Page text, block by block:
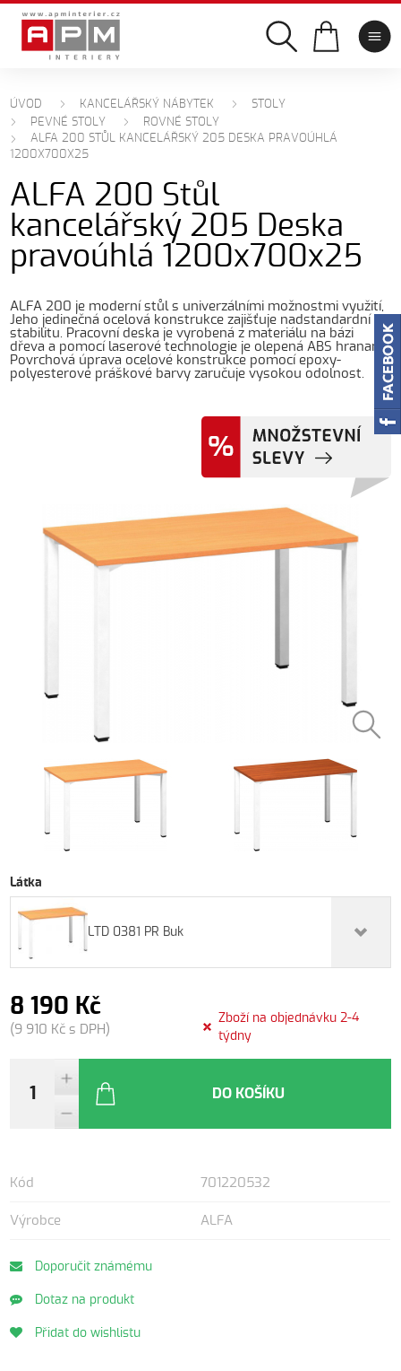
ÚVOD KANCELÁŘSKÝ NÁBYTEK
STOLY
PEVNÉ STOLY
ROVNÉ STOLY
ALFA 200 STŮL KANCELÁŘSKÝ 205 DESKA PRAVOÚHLÁ
1200X700X25
ALFA 200 Stůl
kancelářský 205 Deska
pravoúhlá 1200x700x25
ALFA 200 je moderní stůl s univerzálními možnostmi využití,
Jeho jedinečná ocelová konstrukce zajišťuje nadstandardní
stabilitu. Pracovní deska je vyrobená z materiálu na bázi
dřeva a pomocí laserové technologie je olepená ABS hranami.
Povrchová úprava ocelové konstrukce pomocí epoxy-
polyesterové práškové barvy zaručuje vysokou odolnost.
Látka
LTD 0381 PR Buk
8 190 Kč
(9 910 Kč s DPH)
Zboží na objednávku 2-4
týdny
DO KOŠÍKU
Kód 701220532
Výrobce ALFA
Doporučit známému
Dotaz na produkt
Přidat do wishlistu